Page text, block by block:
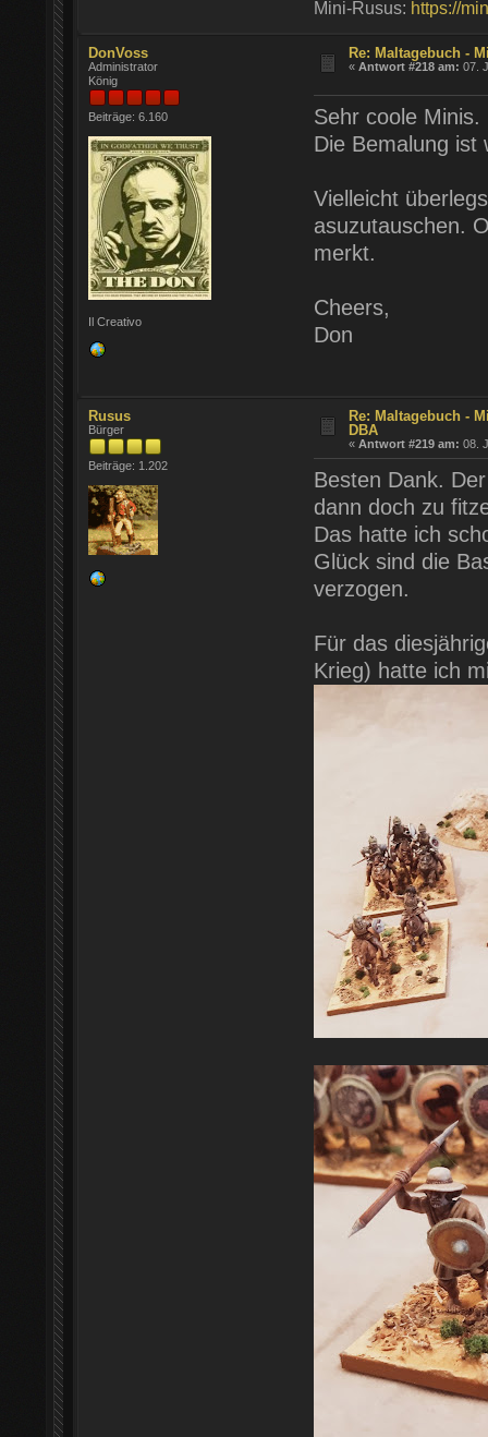
Mini-Rusus: https://
DonVoss
Administrator
König
Beiträge: 6.160
Il Creativo
Re: Maltagebuch -
«Antwort #218 am: 07.
Sehr coole Minis.
Die Bemalung
Vielleicht
asuzutauschen.
merkt.
Cheers,
Don
Rusus
Bürger
Beiträge: 1.202
Re: Maltagebuch -
DBA
«Antwort #219 am: 08.
Besten Dank.
dann doch zu
Das hatte ich
Glück sind die
verzogen.
Für das
Krieg) hatte ich